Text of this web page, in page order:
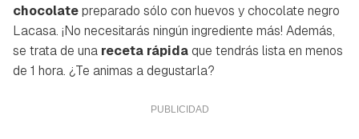
chocolatepreparado sólo con huevos y chocolate negro
Lacasa. ¡No necesitarás ningún ingrediente más! Además,
se trata de una receta rápidaque tendrás lista en menos
de 1 hora. ¿Te animas a degustarla?